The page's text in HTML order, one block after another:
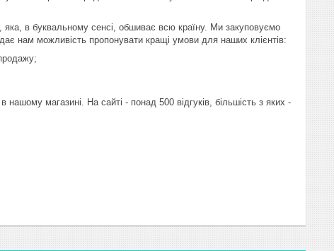
яка, в буквальному сенсі, обшиває всю країну. Ми закуповуємо
нам можливість пропонувати кращі умови для наших клієнтів:
магазині. На сайті - понад 500 відгуків, більшість з яких -